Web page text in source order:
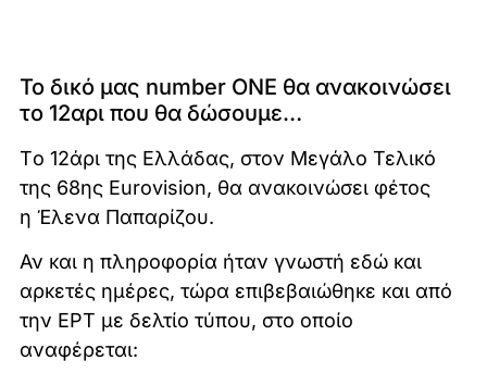
Το δικό μας number ONE θα ανακοινώσει
το 12αρι που θα δώσουμε…
Tο 12άρι της Ελλάδας, στον Μεγάλο Τελικό
της 68ης Eurovision, θα ανακοινώσει φέτος
η Έλενα Παπαρίζου.
Αν και η πληροφορία ήταν γνωστή εδώ και
αρκετές ημέρες, τώρα επιβεβαιώθηκε και από
την ΕΡΤ με δελτίο τύπου, στο οποίο
αναφέρεται: